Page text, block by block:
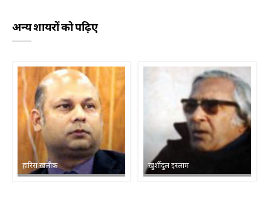
अन्य शायरों को पढ़िए
हारिस ख़लीक़ ख़ुर्शीदुल इस्लाम